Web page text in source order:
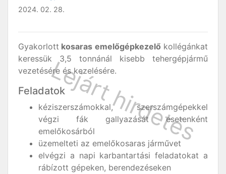
2024. 02. 28.
Gyakorlott kosaras emelőgépkezelő kollégánkat
keressük 3,5 tonnánál kisebb tehergépjármű
vezetésére és kezelésére.
Feladatok
kéziszerszámokkal, szerszámgépekkel
végzi fák gallyazását esetenként
emelőkosárból
üzemelteti az emelőkosaras járművet
elvégzi a napi karbantartási feladatokat a
rábízott gépeken, berendezéseken